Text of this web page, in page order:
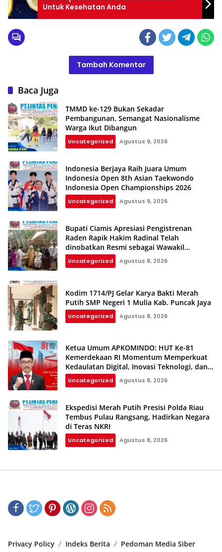
Untuk Kesehatan Anda
Tambah Komentar
Baca Juga
TMMD ke-129 Bukan Sekadar
Pembangunan, Semangat Nasionalisme
Warga Ikut Dibangun
Uncategorized Agustus 9, 2026
Indonesia Berjaya Raih Juara Umum
Indonesia Open 8th Asian Taekwondo
Indonesia Open Championships 2026
Uncategorized Agustus 9, 2026
Bupati Ciamis Apresiasi Pengistrenan
Raden Rapik Hakim Radinal Telah
dinobatkan Resmi sebagai Wawakil
Kerajaan Galuh
Uncategorized Agustus 8, 2026
Kodim 1714/PJ Gelar Karya Bakti Merah
Putih SMP Negeri 1 Mulia Kab. Puncak Jaya
Uncategorized Agustus 8, 2026
Ketua Umum APKOMINDO: HUT Ke-81
Kemerdekaan RI Momentum Memperkuat
Kedaulatan Digital, Inovasi Teknologi, dan
Kepastian Hukum Menuju Indonesia Emas
2045
Uncategorized Agustus 8, 2026
Ekspedisi Merah Putih Presisi Polda Riau
Tembus Pulau Rangsang, Hadirkan Negara
di Teras NKRI
Uncategorized Agustus 8, 2026
Privacy Policy Indeks Berita Pedoman Media Siber